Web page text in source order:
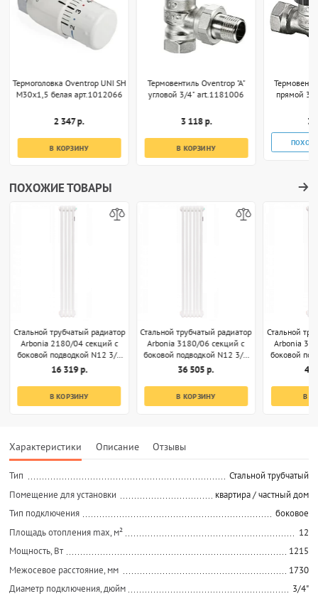
Термоголовка Oventrop UNI SH
M30x1,5 белая арт.1012066
2 347 р.
В КОРЗИНУ
Термовентиль Oventrop "A"
угловой 3/4" art.1181006
3 118 р.
В КОРЗИНУ
прямой 3/
3
ПОХОЖИЕ ТОВАРЫ
Стальной трубчатый радиатор
Arbonia 2180/04 секций с
боковой подводкой N12 3/4
белый
16 319 р.
В КОРЗИНУ
Стальной трубчатый радиатор
Arbonia 3180/06 секций с
боковой подводкой N12 3/4
белый
36 505 р.
В КОРЗИНУ
Стальной
Arbonia
боковой
48
В
Характеристики Описание Отзывы
Тип
Стальной трубчатый
Помещение для установки
квартира / частный дом
Тип подключения
боковое
Площадь отопления max, м²
12
Мощность, Вт
1215
Межосевое расстояние, мм
1730
Диаметр подключения, дюйм
3/4"